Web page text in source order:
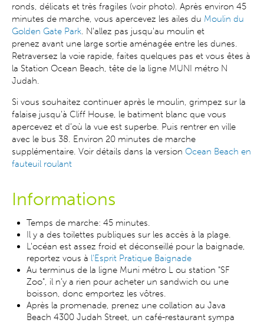
ronds, délicats et très fragiles (voir photo). Après environ 45
minutes de marche, vous apercevez les ailes du Moulin du
Golden Gate Park. N'allez pas jusqu'au moulin et
prenez avant une large sortie aménagée entre les dunes.
Retraversez la voie rapide, faites quelques pas et vous êtes à
la Station Ocean Beach, tête de la ligne MUNI métro N
Judah.
Si vous souhaitez continuer après le moulin, grimpez sur la
falaise jusqu’à Cliff House, le batiment blanc que vous
apercevez et d’où la vue est superbe. Puis rentrer en ville
avec le bus 38. Environ 20 minutes de marche
supplémentaire. Voir détails dans la version Ocean Beach en
fauteuil roulant
Informations
Temps de marche: 45 minutes.
Il y a des toilettes publiques sur les accès à la plage.
L'océan est assez froid et déconseillé pour la baignade,
reportez vous à l'Esprit Pratique Baignade
Au terminus de la ligne Muni métro L ou station "SF
Zoo", il n’y a rien pour acheter un sandwich ou une
boisson, donc emportez les vôtres.
Après la promenade, prenez une collation au Java
Beach 4300 Judah Street, un café-restaurant sympa